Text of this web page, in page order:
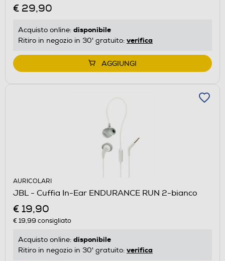
€ 29,90
Acquisto online: disponibile
Ritiro in negozio in 30' gratuito: verifica
AGGIUNGI
AURICOLARI
JBL - Cuffia In-Ear ENDURANCE RUN 2-bianco
€ 19,90
€ 19,99 consigliato
Acquisto online: disponibile
Ritiro in negozio in 30' gratuito: verifica